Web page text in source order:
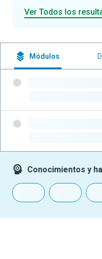
Ver Todos los
Módulos
Conocimientos y